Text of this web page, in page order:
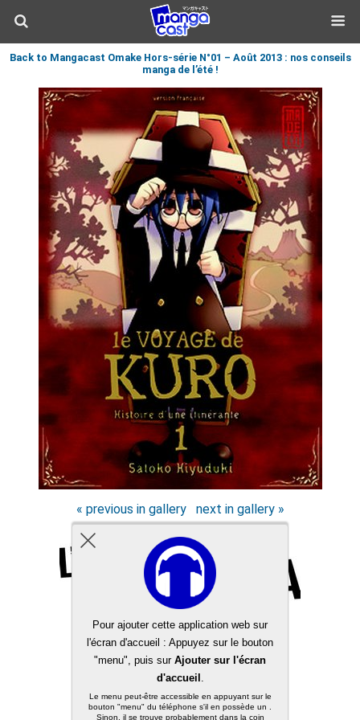
Back to Mangacast Omake Hors-série N°01 – Août 2013 : nos conseils
manga de l’été !
« previous in gallery next in gallery »